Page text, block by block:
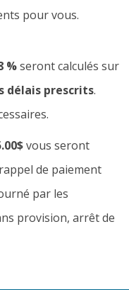
pour vous.
%seront calculés sur
délais prescrits.
vous seront
de paiement
par les
provision, arrêt de